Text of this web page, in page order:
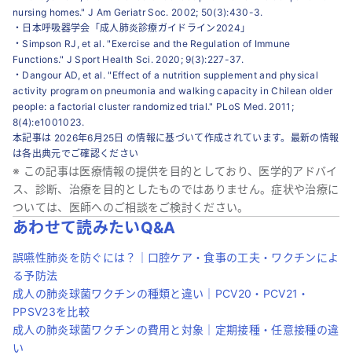
nursing homes." J Am Geriatr Soc. 2002; 50(3):430-3.
・ 日本呼吸器学会「成人肺炎診療ガイドライン2024」
・Simpson RJ, et al. "Exercise and the Regulation of Immune
Functions." J Sport Health Sci. 2020; 9(3):227-37.
・ Dangour AD, et al. "Effect of a nutrition supplement and physical
activity program on pneumonia and walking capacity in Chilean older
people: a factorial cluster randomized trial." PLoS Med. 2011;
8(4):e1001023.
本記事は 2026年6月25日 の情報に基づいて作成されています。最新の情報
は各出典元でご確認ください
※ この記事は医療情報の提供を目的としており、医学的アドバイ
ス、診断、治療を目的としたものではありません。症状や治療に
ついては、医師へのご相談をご検討ください。
あわせて読みたいQ&A
誤嚥性肺炎を防ぐには？｜口腔ケア・食事の工夫・ワクチンによ
る予防法
成人の肺炎球菌ワクチンの種類と違い｜PCV20・PCV21・
PPSV23を比較
成人の肺炎球菌ワクチンの費用と対象｜定期接種・任意接種の違
い